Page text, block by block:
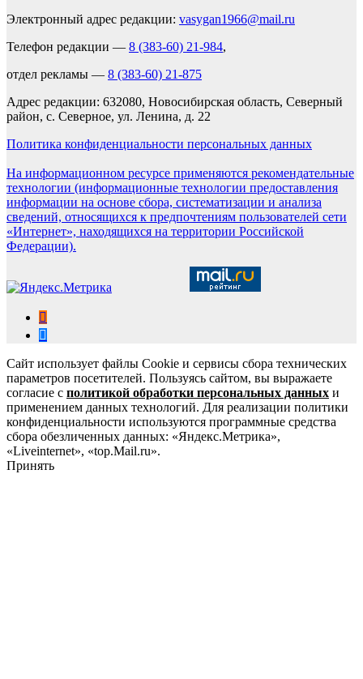
Электронный адрес редакции: vasygan1966@mail.ru
Телефон редакции — 8 (383-60) 21-984,
отдел рекламы — 8 (383-60) 21-875
Адрес редакции: 632080, Новосибирская область, Северный
район, с. Северное, ул. Ленина, д. 22
Политика конфиденциальности персональных данных
На информационном ресурсе применяются рекомендательные
технологии (информационные технологии предоставления
информации на основе сбора, систематизации и анализа
сведений, относящихся к предпочтениям пользователей сети
«Интернет», находящихся на территории Российской
Федерации).
Сайт использует файлы Cookie и сервисы сбора технических
параметров посетителей. Пользуясь сайтом, вы выражаете
согласие с политикой обработки персональных данных и
применением данных технологий. Для реализации политики
конфиденциальности используются программные средства
сбора обезличенных данных: «Яндекс.Метрика»,
«Liveinternet», «top.Mail.ru».
Принять